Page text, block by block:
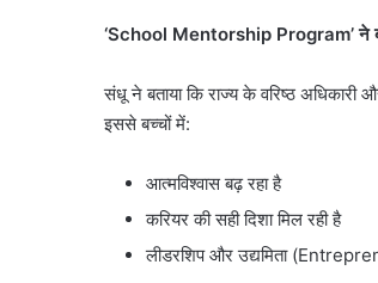
‘School Mentorship Program’ने
संधू ने बताया कि राज्य के वरिष्ठ अधिकारी
इससे बच्चों में:
आत्मविश्वास बढ़ रहा है
करियर की सही दिशा मिल रही है
लीडरशिप और उद्यमिता